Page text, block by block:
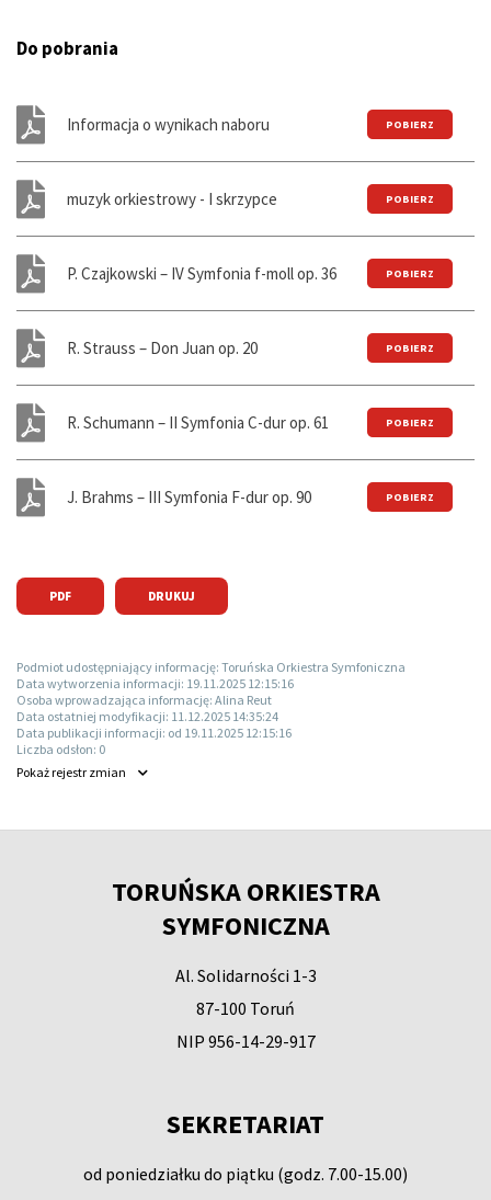
Do pobrania
Informacja o wynikach naboru
muzyk orkiestrowy - I skrzypce
P. Czajkowski – IV Symfonia f-moll op. 36
R. Strauss – Don Juan op. 20
R. Schumann – II Symfonia C-dur op. 61
J. Brahms – III Symfonia F-dur op. 90
PDF DRUKUJ
Podmiot udostępniający informację: Toruńska Orkiestra Symfoniczna
Data wytworzenia informacji: 19.11.2025 12:15:16
Osoba wprowadzająca informację: Alina Reut
Data ostatniej modyfikacji: 11.12.2025 14:35:24
Data publikacji informacji: od 19.11.2025 12:15:16
Liczba odsłon: 0
Pokażrejestr zmian
TORUŃSKA ORKIESTRA
SYMFONICZNA
Al. Solidarności 1-3
87-100 Toruń
NIP 956-14-29-917
SEKRETARIAT
od poniedziałku do piątku (godz. 7.00-15.00)